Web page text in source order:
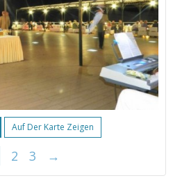
Auf Der Karte Zeigen
2 3 →